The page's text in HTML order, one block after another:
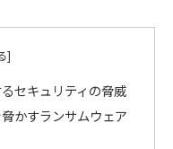
セキュリティの脅威
かすランサムウェア